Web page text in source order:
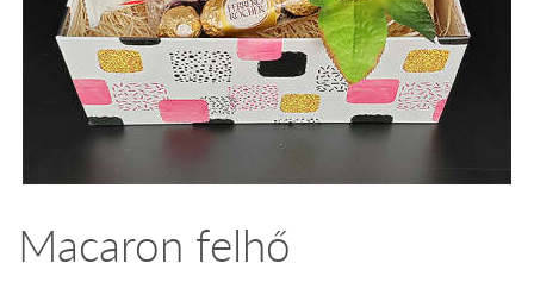
Macaron felhő